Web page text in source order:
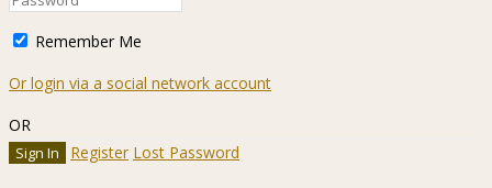
Remember Me
Or login via a social network account
OR
Register Lost Password